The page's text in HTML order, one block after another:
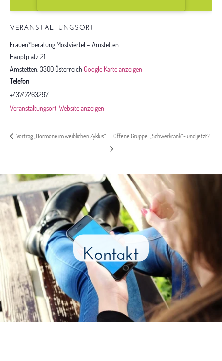
VERANSTALTUNGSORT
Frauen*beratung Mostviertel – Amstetten
Hauptplatz 21
Amstetten 3300 Österreich Google Karte anzeigen
Telefon
+43747263297
Veranstaltungsort-Website anzeigen
Vortrag „Hormone im weiblichen Zyklus“ Offene Gruppe: „Schwerkrank“- und jetzt?
Kontakt